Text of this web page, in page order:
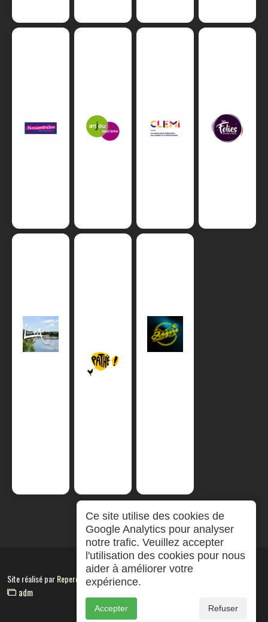
Site réalisé parRepereCom
adm
Ce site utilise des cookies de
Google Analytics pour analyser
notre trafic. Veuillez accepter
l'utilisation des cookies pour nous
aider à améliorer votre
expérience.
Accepter Refuser